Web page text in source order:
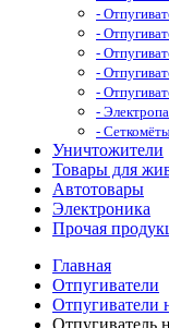
-
-
-
-
-
-
-
Уничтожители
Товары для
Автотовары
Электроника
Прочая
Главная
Отпугиватели
Отпугиватели
Отпугиватель